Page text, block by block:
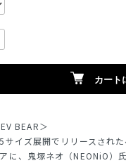
カート
BEAR＞
サイズ展開でリリースされた
に、鬼塚ネオ（NEONiO）